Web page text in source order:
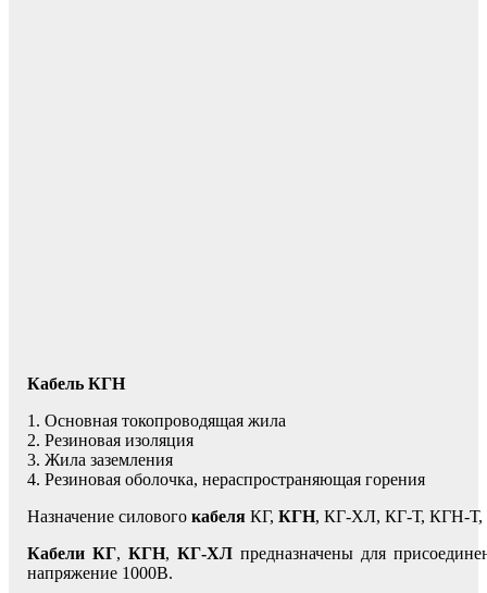
Кабель КГН
1. Основная токопроводящая жила
2. Резиновая изоляция
3. Жила заземления
4. Резиновая оболочка, нераспространяющая горения
Назначение силового кабеля КГ, КГН, КГ-ХЛ, КГ-Т, КГН-
Кабели КГ, КГН, КГ-ХЛ предназначены для
напряжение 1000В.